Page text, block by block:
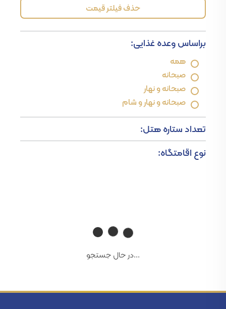
حذف فیلتر قیمت
براساس وعده غذایی:
همه
صبحانه
صبحانه و نهار
صبحانه و نهار و شام
تعداد ستاره هتل:
نوع اقامتگاه:
...در حال جستجو